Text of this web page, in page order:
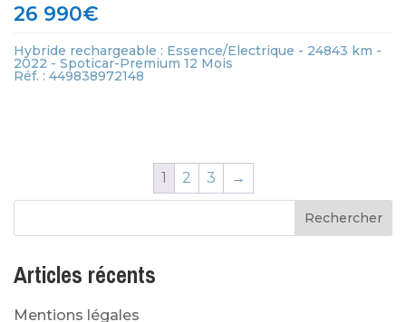
26 990€
Hybride rechargeable : Essence/Electrique - 24843 km -
2022 - Spoticar-Premium 12 Mois
Réf. : 449838972148
1 2 3 →
Articles récents
Mentions légales